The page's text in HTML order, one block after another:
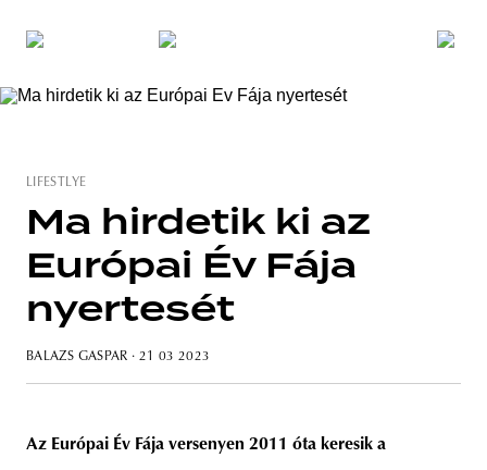
LIFESTLYE
Ma hirdetik ki az
Európai Év Fája
nyertesét
BALAZS GASPAR · 21 03 2023
Az Európai Év Fája versenyen 2011 óta keresik a